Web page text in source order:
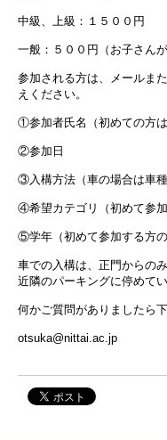
中級、上級：１５００円
一般：５００円（お子さん
参加される方は、メールま
えください。
①参加者氏名（初めての方
②参加日
③入構方法（車の場合は車種
④希望カテゴリ（初めて参加
⑤学年（初めて参加する方の
車での入構は、正門からの
近隣のパーキングに停めて
何かご質問がありましたら
otsuka@nittai.ac.jp